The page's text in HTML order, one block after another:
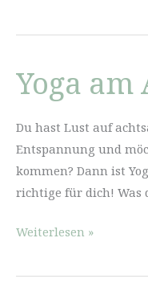
der
Jahresausklang
Yoga am
Du hast Lust auf
Entspannung und
kommen? Dann ist
richtige für dich! Was
Yoga
Abend
Weiterlesen »